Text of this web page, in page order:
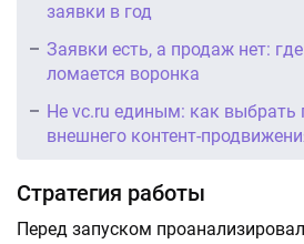
заявки в год
Заявки есть, а продаж нет:
ломается воронка
Не vc.ru единым: как выбрать
внешнего контент-
Стратегия работы
Перед запуском